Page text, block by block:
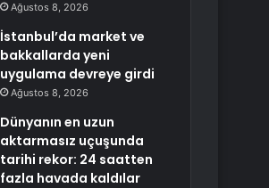
Ağustos 8, 2026
İstanbul’da market ve
bakkallarda yeni
uygulama devreye girdi
Ağustos 8, 2026
Dünyanın en uzun
aktarmasız uçuşunda
tarihi rekor: 24 saatten
fazla havada kaldılar